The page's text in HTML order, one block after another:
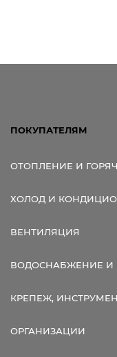
ПОКУПАТЕЛЯМ
ОТОПЛЕНИЕ И
ХОЛОД И
ВЕНТИЛЯЦИЯ
ВОДОСНАБЖЕНИЕ И
КРЕПЕЖ,
ОРГАНИЗАЦИИ